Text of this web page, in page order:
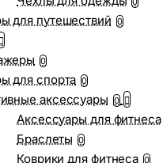
для путешествий 0
0
для спорта 0
аксессуары 0
Аксессуары для фитнеса
Браслеты 0
Коврики для фитнеса 0